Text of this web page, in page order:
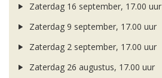
Zaterdag 16 september, 17.00 uur
Zaterdag 9 september, 17.00 uur
Zaterdag 2 september, 17.00 uur
Zaterdag 26 augustus, 17.00 uur